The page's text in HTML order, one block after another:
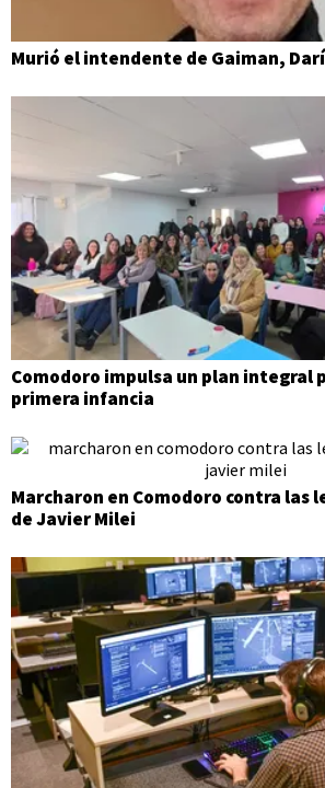
Murió el intendente de Gaiman,
Comodoro impulsa un plan integral
primera infancia
Marcharon en Comodoro contra las
de Javier Milei